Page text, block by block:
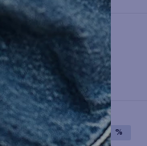
SAVE 60 %